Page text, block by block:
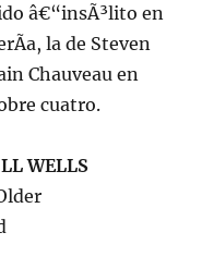
â€“insÃ³lito en
la de Steven
Chauveau en
cuatro.
WELLS